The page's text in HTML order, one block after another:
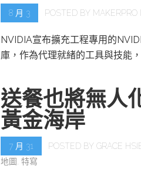
8 月 3 POSTED BY MAKERPRO
NVIDIA宣布擴充工程專用的
庫，作為代理就緒的工具與技能
送餐也將無人
黃金海岸
7 月 31 POSTED BY GRACE
地圖 特寫